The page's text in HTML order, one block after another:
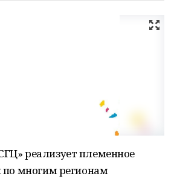
реализует племенное
по многим регионам